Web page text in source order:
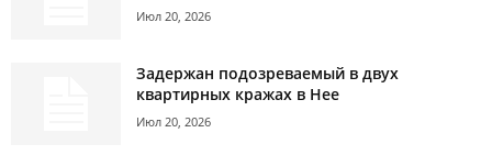
Июл 20, 2026
Задержан подозреваемый в двух
квартирных кражах в Нее
Июл 20, 2026